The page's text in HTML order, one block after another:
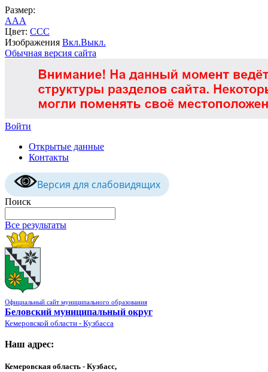
Размер:
AAA
Цвет: CCC
Изображения Вкл.Выкл.
Обычная версия сайта
Войти
Открытые данные
Контакты
Версия для слабовидящих
Поиск
Все результаты
Официальный сайт муниципального образования
Беловский муниципальный округ
Кемеровской области - Кузбасса
Наш адрес:
Кемеровская область - Кузбасс,